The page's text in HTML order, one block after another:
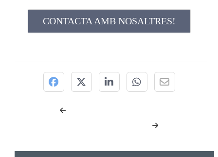
CONTACTA AMB NOSALTRES!